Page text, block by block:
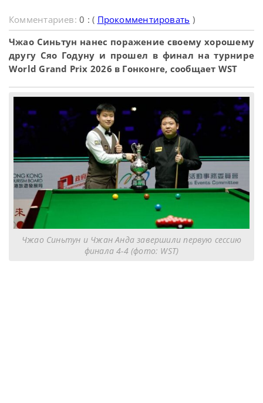
Комментариев:0 : ( Прокомментировать )
Чжао Синьтун нанес поражение своему хорошему
другу Сяо Годуну и прошел в финал на турнире
World Grand Prix 2026 в Гонконге, сообщает WST
Чжао Синьтун и Чжан Анда завершили первую сессию
финала 4-4 (фото: WST)